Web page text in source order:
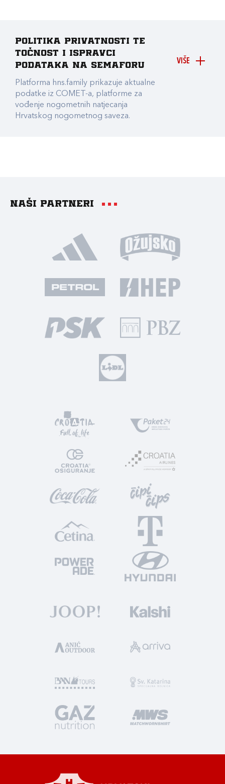
VIŠE
Politika privatnosti te
točnost i ispravci
podataka na Semaforu
Platforma hns.family prikazuje aktualne
podatke iz COMET-a, platforme za
vođenje nogometnih natjecanja
Hrvatskog nogometnog saveza.
Naši partneri